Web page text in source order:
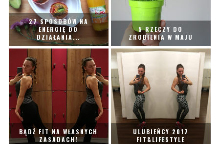
27 SPOSOBÓW NA
ENERGIĘ DO
DZIAŁANIA...
5 RZECZY DO
ZROBIENIA W MAJU
BĄDŹ FIT NA WŁASNYCH
ZASADACH!
ULUBIEŃCY 2017
FIT&LIFESTYLE